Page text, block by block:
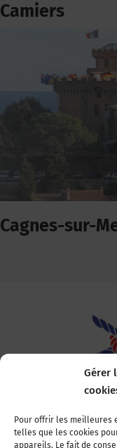
Gérer
Pour offrir les meilleures
telles que les cookies
appareils. Le fait de
Camiers
Cagnes-sur-
Association
22, boulevard